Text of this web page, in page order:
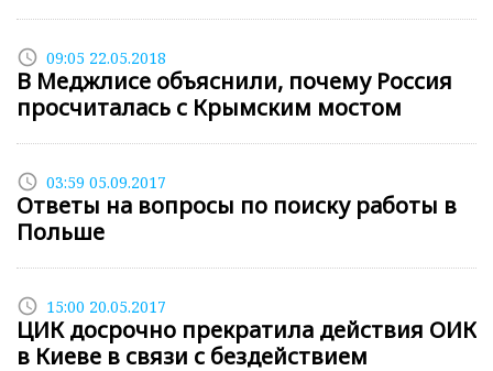
access_time 09:05 22.05.2018
В Меджлисе объяснили, почему Россия
просчиталась с Крымским мостом
access_time 03:59 05.09.2017
Ответы на вопросы по поиску работы в
Польше
access_time 15:00 20.05.2017
ЦИК досрочно прекратила действия ОИК
в Киеве в связи с бездействием